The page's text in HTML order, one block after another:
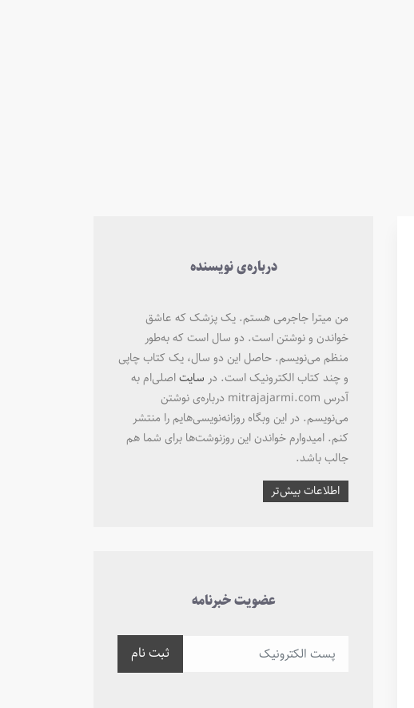
درباره‌ی نویسنده
من میترا جاجرمی هستم. یک پزشک که عاشق
خواندن و نوشتن است. دو سال است که به‌طور
منظم می‌نویسم. حاصل این دو سال، یک کتاب چاپی
و چند کتاب الکترونیک است. در سایتاصلی‌ام به
آدرس mitrajajarmi.com درباره‌ی نوشتن
می‌نویسم. در این وبگاه روزانه‌نویسی‌هایم را منتشر
کنم. امیدوارم خواندن این روزنوشت‌ها برای شما هم
جالب باشد.
اطلاعات بیش‌تر
عضویت خبرنامه
ثبت نام